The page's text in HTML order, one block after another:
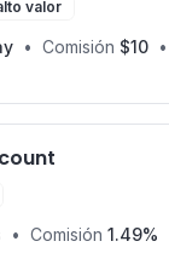
valor
• Comisión $10 •
• Comisión 1.49%